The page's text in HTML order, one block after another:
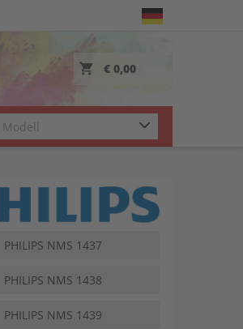
€ 0,00
PHILIPS NMS 1437
PHILIPS NMS 1438
PHILIPS NMS 1439